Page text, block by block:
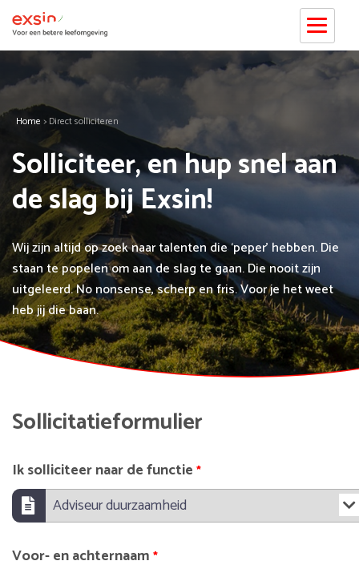
Home > Direct solliciteren
Solliciteer, en hup snel aan
de slag bij Exsin!
Wij zijn altijd op zoek naar talenten die ‘peper’ hebben. Die
staan te popelen om aan de slag te gaan. Die nooit zijn
uitgeleerd. No nonsense, scherp en fris. Voor je het weet
heb jij die baan.
Sollicitatieformulier
Ik solliciteer naar de functie *
Voor- en achternaam *